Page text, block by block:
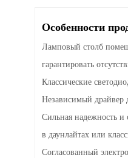
Особенности
Ламповый столб
гарантировать
Классические
Независимый драйвер
Сильная надежность
в даунлайтах или
Согласованный